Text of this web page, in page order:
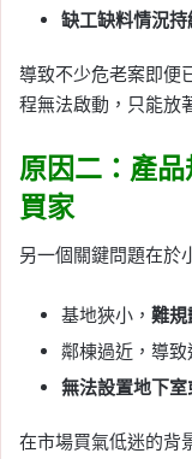
缺工缺料情況持
導致不少危老案即便
程無法啟動，只能放
原因二：產品
買家
另一個關鍵問題在於
基地狹小， 難規
鄰棟過近，導致
無法設置地下
在市場買氣低迷的背